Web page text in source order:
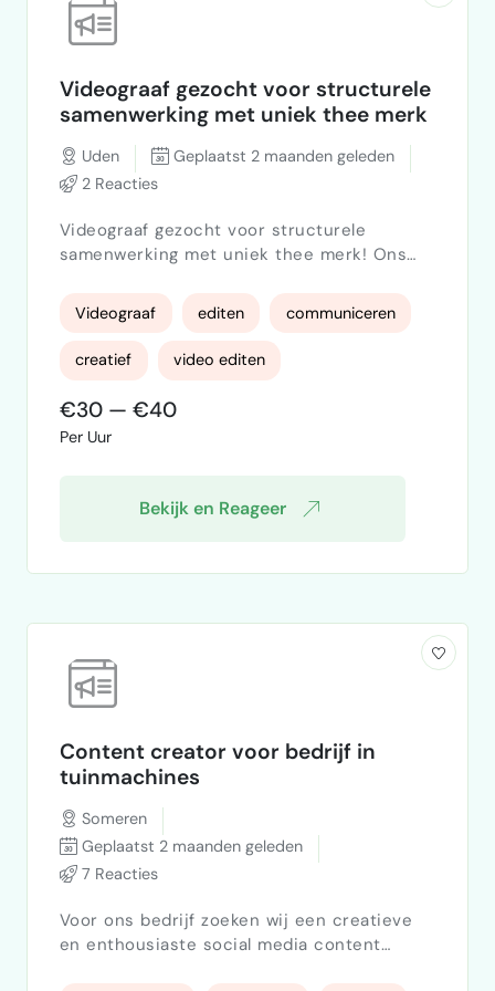
Videograaf gezocht voor structurele
samenwerking met uniek thee merk
Uden
Geplaatst 2 maanden geleden
2 Reacties
Videograaf gezocht voor structurele
samenwerking met uniek thee merk! Ons
contentgebied en we zijn klaar voor de
volgende stap: meer sterke video content
die ons merk echt een gezicht geeft.
freelance videograaf waarmee we
structureel willen samenwerken. Denk aan
maandelijkse content shoots waarbij we
Videograaf editen communiceren
creatief video editen
€30 — €40
Per Uur
Bekijk en Reageer
Content creator voor bedrijf in
tuinmachines
Someren
Geplaatst 2 maanden geleden
7 Reacties
Voor ons bedrijf zoeken wij een creatieve
en enthousiaste social media content